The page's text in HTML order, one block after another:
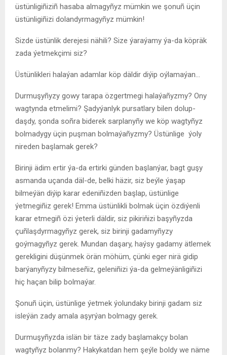
üstünligiñiziñ hasaba almagyñyz mümkin we şonuñ üçin
üstünligiñizi dolandyrmagyñyz mümkin!
Sizde üstünlik derejesi nähili? Size ýaraýamy ýa-da köpräk
zada ýetmekçimi siz?
Üstünlikleri halaýan adamlar köp däldir diýip oýlamaýan…
Durmuşyñyzy gowy tarapa özgertmegi halaýañyzmy? Ony
wagtynda etmelimi? Şadyýanlyk pursatlary bilen dolup-
daşdy, şonda soñra biderek sarplanyñy we köp wagtyñyz
bolmadygy üçin puşman bolmaýañyzmy? Üstünlige ýoly
nireden başlamak gerek?
Birinji ädim ertir ýa-da ertirki günden başlanýar, bagt guşy
asmanda uçanda däl-de, belki häzir, siz beýle ýaşap
bilmeýän diýip karar edeniñizden başlap, üstünlige
ýetmegiñiz gerek! Emma üstünlikli bolmak üçin özdiýenli
karar etmegiñ özi ýeterli däldir, siz pikiriňizi başyñyzda
çuñlaşdyrmagyñyz gerek, siz birinji gadamyñyzy
goýmagyñyz gerek. Mundan daşary, haýsy gadamy ätlemek
gerekligini düşünmek örän möhüm, çünki eger nirä gidip
barýanyñyzy bilmeseñiz, geleniñizi ýa-da gelmeýänligiñizi
hiç haçan bilip bolmaýar.
Şonuñ üçin, üstünlige ýetmek ýolundaky birinji gadam siz
isleýän zady amala aşyrýan bolmagy gerek.
Durmuşyñyzda islän bir täze zady başlamakçy bolan
wagtyñyz bolanmy? Hakykatdan hem şeýle boldy we näme